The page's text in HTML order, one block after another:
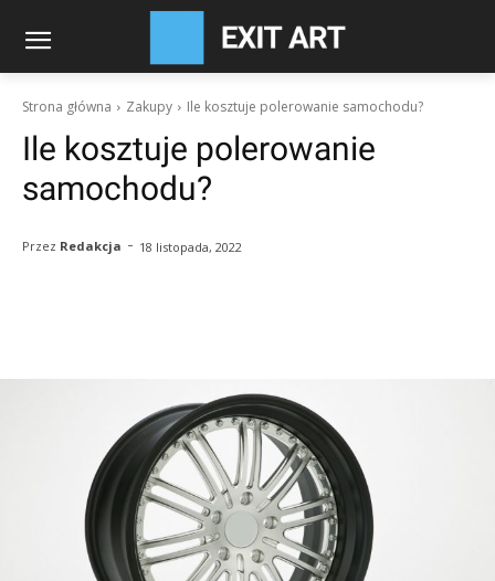
Strona główna Zakupy Ile kosztuje polerowanie samochodu?
Ile kosztuje polerowanie
samochodu?
Przez Redakcja - 18 listopada, 2022